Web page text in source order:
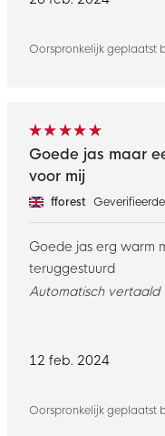
Oorspronkelijk geplaatst
12 feb. 2024
Oorspronkelijk geplaatst
Goede jas maar
voor mij
fforest
Goede jas erg warm
teruggestuurd
Automatisch vertaald